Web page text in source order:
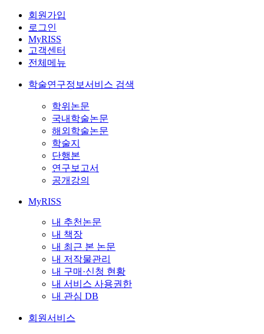
회원가입
로그인
MyRISS
고객센터
전체메뉴
학술연구정보서비스 검색
학위논문
국내학술논문
해외학술논문
학술지
단행본
연구보고서
공개강의
MyRISS
내 추천논문
내 책장
내 최근 본 논문
내 저작물관리
내 구매·신청 현황
내 서비스 사용권한
내 관심 DB
회원서비스